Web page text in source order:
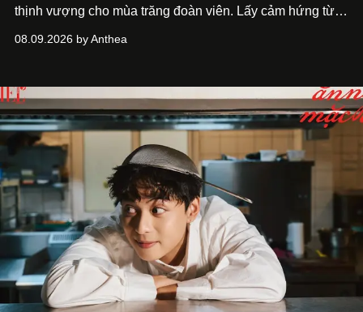
thịnh vượng cho mùa trăng đoàn viên. Lấy cảm hứng từ
hương vị của những thức quà truyền thống vào bộ sưu
quà tặng ‘Mẫu Đơn Khai Phúc’, ‘Quế Hoa Vọng Nguyệt’
và ‘Nguyệt Sắc Giao Hòa’, gửi trao ước nguyện bình an
và hạnh phúc viên mãn.
08.09.2026 by Anthea